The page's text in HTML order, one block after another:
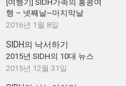
[여행기] SIDH가족의 홍콩여
행 – 넷째날~마지막날
2016년 1월 8일
SIDH의 낙서하기
2015년 SIDH의 10대 뉴스
2015년 12월 31일